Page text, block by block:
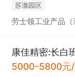
苏滁园区
劳士领工业产品（
5000-5800元/